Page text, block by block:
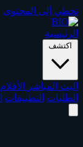
تخطي إلى المحتوى
الرئيسية
اكتشف
البث المباشر الأفلام
الطلبات التطبيقات